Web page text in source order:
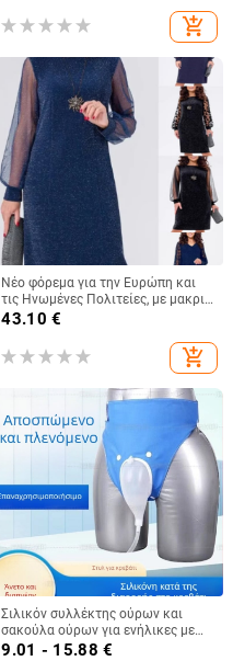
στήθους
add_shopping_cart
Νέο φόρεμα για την Ευρώπη και
τις Ηνωμένες Πολιτείες, με μακριά
μανίκια, ασημένια ραφή σε σκόνη,
λαιμόκοψη, κομψή, μοντέρνα
φούστα υψηλής ποιότητας.
43.10 €
add_shopping_cart
Σιλικόν συλλέκτης ούρων και
σακούλα ούρων για ενήλικες με
ακράτεια
9.01 - 15.88 €